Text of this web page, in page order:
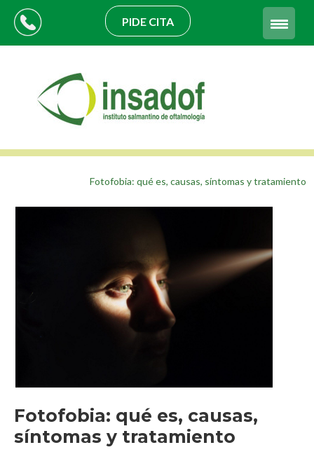
PIDE CITA
Fotofobia: qué es, causas, síntomas y tratamiento
Fotofobia: qué es, causas,
síntomas y tratamiento